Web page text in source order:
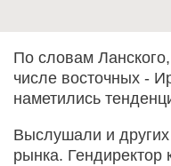
По словам
числе восточных -
наметились
Выслушали и других
рынка.